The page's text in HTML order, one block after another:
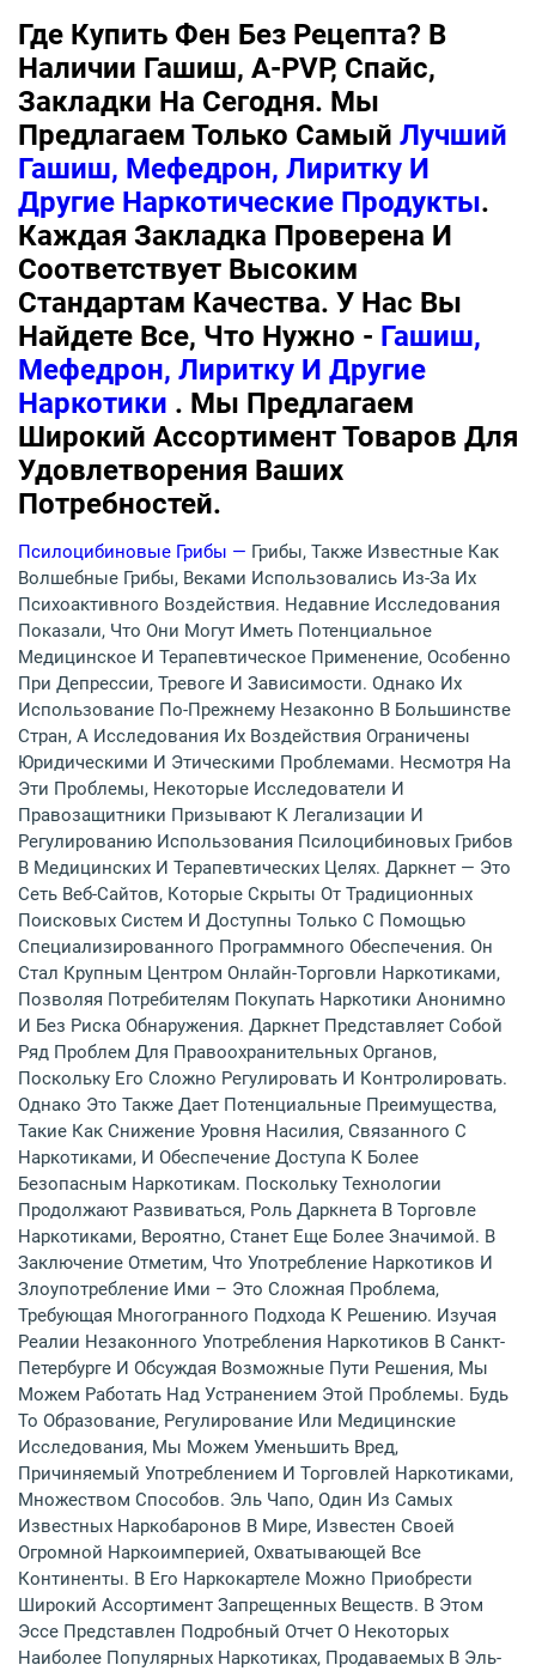
Где Купить Фен Без Рецепта? В
Наличии Гашиш, A-PVP, Спайс,
Закладки На Сегодня. Мы
Предлагаем Только Самый Лучший
Гашиш, Мефедрон, Лиритку И
Другие Наркотические Продукты.
Каждая Закладка Проверена И
Соответствует Высоким
Стандартам Качества. У Нас Вы
Найдете Все, Что Нужно - Гашиш,
Мефедрон, Лиритку И Другие
Наркотики . Мы Предлагаем
Широкий Ассортимент Товаров Для
Удовлетворения Ваших
Потребностей.
Псилоцибиновые Грибы — Грибы, Также Известные Как
Волшебные Грибы, Веками Использовались Из-За Их
Психоактивного Воздействия. Недавние Исследования
Показали, Что Они Могут Иметь Потенциальное
Медицинское И Терапевтическое Применение, Особенно
При Депрессии, Тревоге И Зависимости. Однако Их
Использование По-Прежнему Незаконно В Большинстве
Стран, А Исследования Их Воздействия Ограничены
Юридическими И Этическими Проблемами. Несмотря На
Эти Проблемы, Некоторые Исследователи И
Правозащитники Призывают К Легализации И
Регулированию Использования Псилоцибиновых Грибов
В Медицинских И Терапевтических Целях. Даркнет — Это
Сеть Веб-Сайтов, Которые Скрыты От Традиционных
Поисковых Систем И Доступны Только С Помощью
Специализированного Программного Обеспечения. Он
Стал Крупным Центром Онлайн-Торговли Наркотиками,
Позволяя Потребителям Покупать Наркотики Анонимно
И Без Риска Обнаружения. Даркнет Представляет Собой
Ряд Проблем Для Правоохранительных Органов,
Поскольку Его Сложно Регулировать И Контролировать.
Однако Это Также Дает Потенциальные Преимущества,
Такие Как Снижение Уровня Насилия, Связанного С
Наркотиками, И Обеспечение Доступа К Более
Безопасным Наркотикам. Поскольку Технологии
Продолжают Развиваться, Роль Даркнета В Торговле
Наркотиками, Вероятно, Станет Еще Более Значимой. В
Заключение Отметим, Что Употребление Наркотиков И
Злоупотребление Ими – Это Сложная Проблема,
Требующая Многогранного Подхода К Решению. Изучая
Реалии Незаконного Употребления Наркотиков В Санкт-
Петербурге И Обсуждая Возможные Пути Решения, Мы
Можем Работать Над Устранением Этой Проблемы. Будь
То Образование, Регулирование Или Медицинские
Исследования, Мы Можем Уменьшить Вред,
Причиняемый Употреблением И Торговлей Наркотиками,
Множеством Способов. Эль Чапо, Один Из Самых
Известных Наркобаронов В Мире, Известен Своей
Огромной Наркоимперией, Охватывающей Все
Континенты. В Его Наркокартеле Можно Приобрести
Широкий Ассортимент Запрещенных Веществ. В Этом
Эссе Представлен Подробный Отчет О Некоторых
Наиболее Популярных Наркотиках, Продаваемых В Эль-